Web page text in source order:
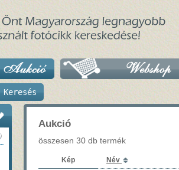
Aukció
összesen 30 db termék
Kép Név